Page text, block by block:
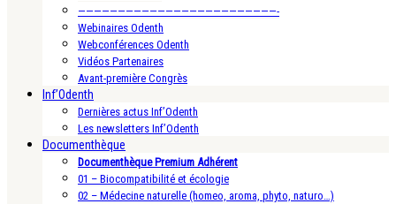
—————————————————————————-
Webinaires Odenth
Webconférences Odenth
Vidéos Partenaires
Avant-première Congrès
Inf’Odenth
Dernières actus Inf’Odenth
Les newsletters Inf’Odenth
Documenthèque
Documenthèque Premium Adhérent
01 – Biocompatibilité et écologie
02 – Médecine naturelle (homeo, aroma, phyto, naturo…)